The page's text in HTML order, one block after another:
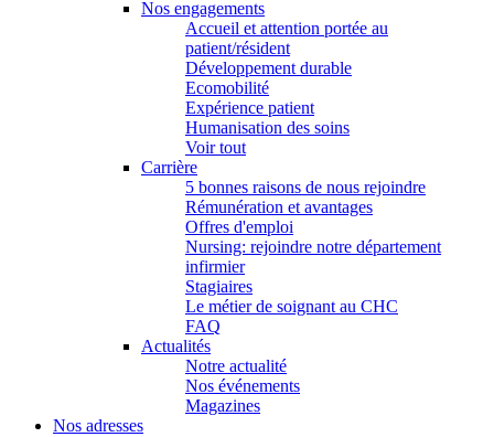
Nos engagements
Accueil et attention portée au
patient/résident
Développement durable
Ecomobilité
Expérience patient
Humanisation des soins
Voir tout
Carrière
5 bonnes raisons de nous rejoindre
Rémunération et avantages
Offres d'emploi
Nursing: rejoindre notre département
infirmier
Stagiaires
Le métier de soignant au CHC
FAQ
Actualités
Notre actualité
Nos événements
Magazines
Nos adresses